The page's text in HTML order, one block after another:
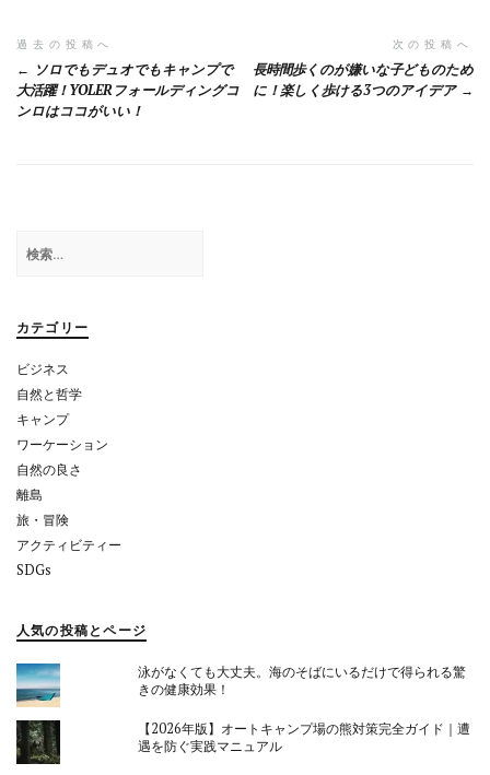
o
o
k
投
稿
ナ
ー
シ
ン
過去の投稿へ
ソロでもデュオでもキャンプで
大活躍！YOLERフォールディングコ
ンロはココがいい！
次の投稿へ
長時間歩くのが嫌いな子どものため
に！楽しく歩ける3つのアイデア
索:
カテゴリー
ビジネス
自然と哲学
キャンプ
ワーケーション
自然の良さ
離島
旅・冒険
アクティビティー
SDGs
人気の投稿とページ
泳がなくても大丈夫。海のそばにいるだけで得られる驚
きの健康効果！
【2026年版】オートキャンプ場の熊対策完全ガイド｜遭
遇を防ぐ実践マニュアル